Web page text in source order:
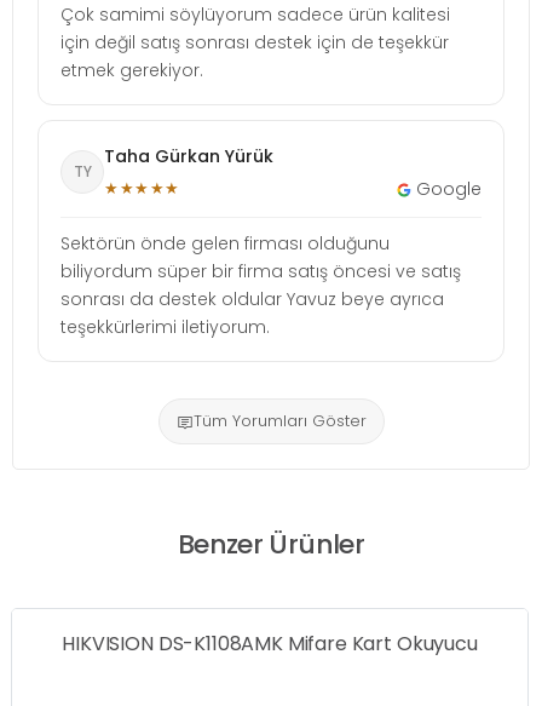
Çok samimi söylüyorum sadece ürün kalitesi
için değil satış sonrası destek için de teşekkür
etmek gerekiyor.
TY
Taha Gürkan Yürük
★★★★★ Google
Sektörün önde gelen firması olduğunu
biliyordum süper bir firma satış öncesi ve satış
sonrası da destek oldular Yavuz beye ayrıca
teşekkürlerimi iletiyorum.
Tüm Yorumları Göster
Benzer Ürünler
HIKVISION DS-K1108AMK Mifare Kart Okuyucu